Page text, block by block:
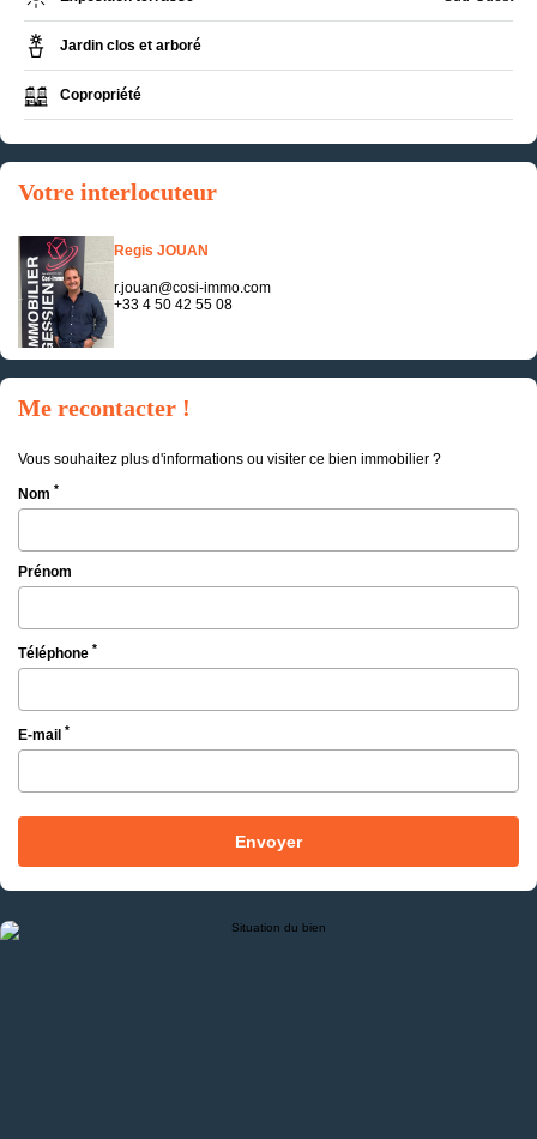
Jardin clos et arboré
Copropriété
Votre interlocuteur
Regis JOUAN
r.jouan@cosi-immo.com
+33 4 50 42 55 08
Me recontacter !
Vous souhaitez plus d'informations ou visiter ce bien immobilier ?
Nom *
Prénom
Téléphone *
E-mail *
Envoyer